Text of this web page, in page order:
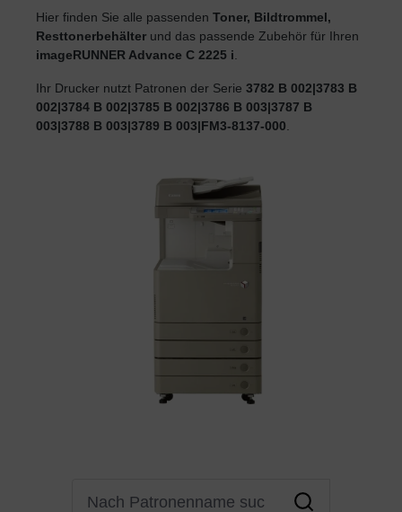
Hier finden Sie alle passenden Toner, Bildtrommel,
Resttonerbehälter und das passende Zubehör für Ihren
imageRUNNER Advance C 2225 i
Ihr Drucker nutzt Patronen der Serie 3782 B 002|3783 B
002|3784 B 002|3785 B 002|3786 B 003|3787 B
003|3788 B 003|3789 B 003|FM3-8137-000